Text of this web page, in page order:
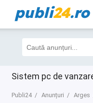
publi24.ro
Sistem pc de
Publi24 Anunțuri Arges
Filtre 2 Toate
45